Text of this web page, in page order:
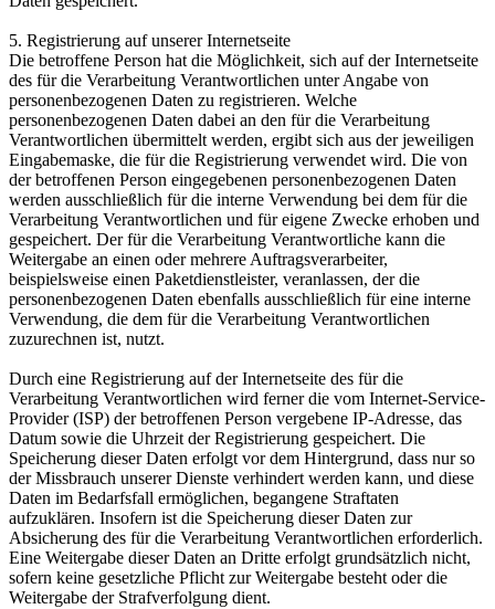
5. Registrierung auf unserer Internetseite
Die betroffene Person hat die Möglichkeit, sich auf der Internetseite
des für die Verarbeitung Verantwortlichen unter Angabe von
personenbezogenen Daten zu registrieren. Welche
personenbezogenen Daten dabei an den für die Verarbeitung
Verantwortlichen übermittelt werden, ergibt sich aus der jeweiligen
Eingabemaske, die für die Registrierung verwendet wird. Die von
der betroffenen Person eingegebenen personenbezogenen Daten
werden ausschließlich für die interne Verwendung bei dem für die
Verarbeitung Verantwortlichen und für eigene Zwecke erhoben und
gespeichert. Der für die Verarbeitung Verantwortliche kann die
Weitergabe an einen oder mehrere Auftragsverarbeiter,
beispielsweise einen Paketdienstleister, veranlassen, der die
personenbezogenen Daten ebenfalls ausschließlich für eine interne
Verwendung, die dem für die Verarbeitung Verantwortlichen
zuzurechnen ist, nutzt.
Durch eine Registrierung auf der Internetseite des für die
Verarbeitung Verantwortlichen wird ferner die vom Internet-Service-
Provider (ISP) der betroffenen Person vergebene IP-Adresse, das
Datum sowie die Uhrzeit der Registrierung gespeichert. Die
Speicherung dieser Daten erfolgt vor dem Hintergrund, dass nur so
der Missbrauch unserer Dienste verhindert werden kann, und diese
Daten im Bedarfsfall ermöglichen, begangene Straftaten
aufzuklären. Insofern ist die Speicherung dieser Daten zur
Absicherung des für die Verarbeitung Verantwortlichen erforderlich.
Eine Weitergabe dieser Daten an Dritte erfolgt grundsätzlich nicht,
sofern keine gesetzliche Pflicht zur Weitergabe besteht oder die
Weitergabe der Strafverfolgung dient.